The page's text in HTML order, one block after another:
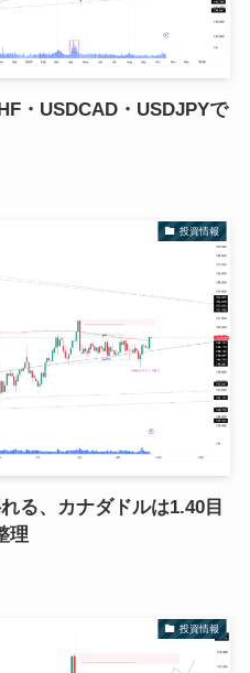
・USDCAD・USDJPYで
投資情報
る、カナダドルは1.40目
理
投資情報